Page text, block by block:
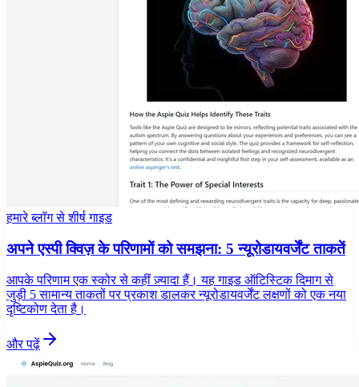
हमारे ब्लॉग से शीर्ष गाइड
अपने एस्पी क्विज़ के परिणामों को समझना: 5 न्यूरोडायवर्जेंट ताकतें
आपके परिणाम एक स्कोर से कहीं ज़्यादा हैं। यह गाइड ऑटिस्टिक दिमाग से
जुड़ी 5 सामान्य ताकतों पर प्रकाश डालकर न्यूरोडायवर्जेंट लक्षणों को एक नया
दृष्टिकोण देता है।
और पढ़ें